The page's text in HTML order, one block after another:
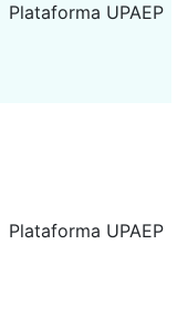
Plataforma UPAEP
Plataforma UPAEP